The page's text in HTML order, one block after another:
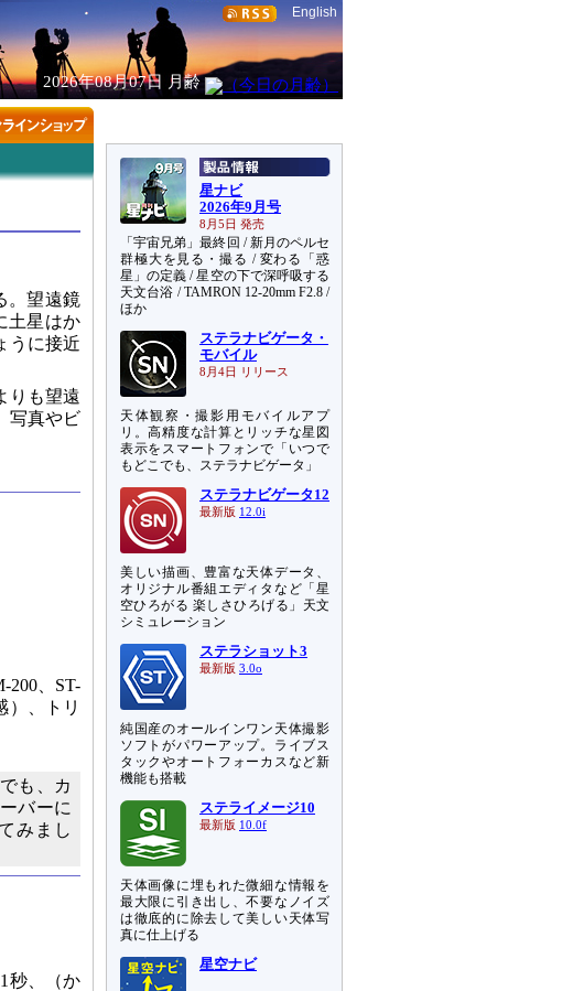
English
2026年08月07日 月齢
。望遠鏡
土星はか
うに接近
りも望遠
写真やビ
200、ST-
）、トリ
も、カ
バーに
みまし
秒、（か
星ナビ
2026年9月号
8月5日 発売
「宇宙兄弟」最終回 / 新月のペルセ
群極大を見る・撮る / 変わる「惑
星」の定義 / 星空の下で深呼吸する
天文台浴 / TAMRON 12-20mm F2.8 /
ほか
ステラナビゲータ・
モバイル
8月4日 リリース
天体観察・撮影用モバイルアプ
リ。高精度な計算とリッチな星図
表示をスマートフォンで「いつで
もどこでも、ステラナビゲータ」
ステラナビゲータ12
最新版 12.0i
美しい描画、豊富な天体データ、
オリジナル番組エディタなど「星
空ひろがる 楽しさひろげる」天文
シミュレーション
ステラショット3
最新版 3.0o
純国産のオールインワン天体撮影
ソフトがパワーアップ。ライブス
タックやオートフォーカスなど新
機能も搭載
ステライメージ10
最新版 10.0f
天体画像に埋もれた微細な情報を
最大限に引き出し、不要なノイズ
は徹底的に除去して美しい天体写
真に仕上げる
星空ナビ